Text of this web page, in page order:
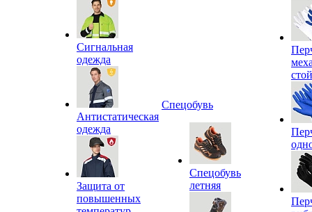
Сигнальная
одежда
Антистатическая
одежда
Защита от
повышенных
Спецобувь
Спецобувь
летняя